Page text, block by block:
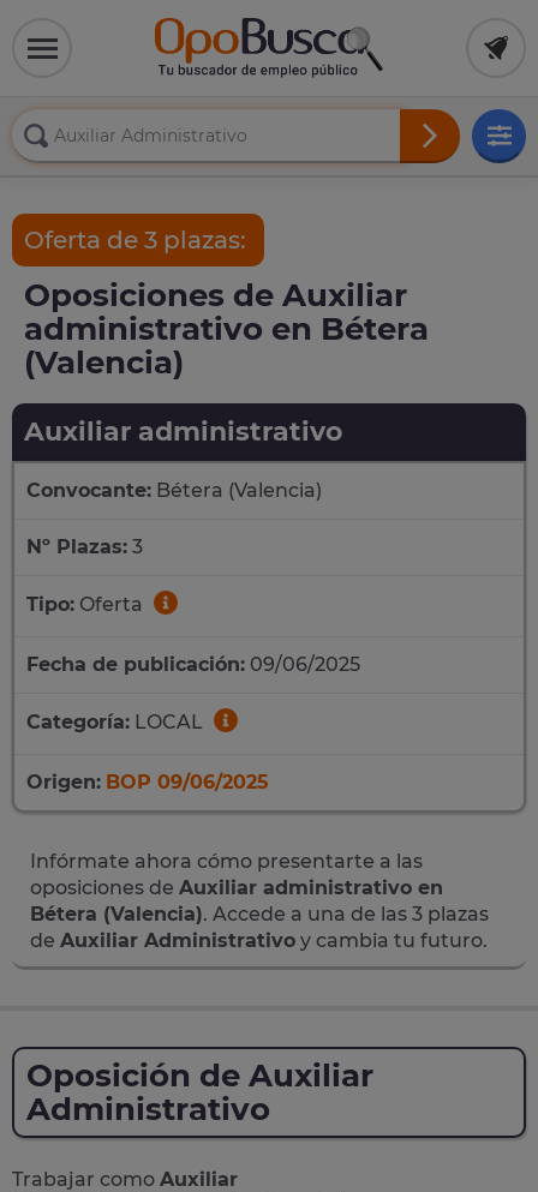
Oferta de 3 plazas:
Oposiciones de Auxiliar
administrativo en Bétera
(Valencia)
Auxiliar administrativo
Convocante: Bétera (Valencia)
Nº Plazas: 3
Tipo: Oferta
Fecha de publicación: 09/06/2025
Categoría: LOCAL
Origen: BOP 09/06/2025
Infórmate ahora cómo presentarte a las
oposiciones de Auxiliar administrativo en
Bétera (Valencia). Accede a una de las 3 plazas
de Auxiliar Administrativo y cambia tu futuro.
Oposición de Auxiliar
Administrativo
Trabajar como Auxiliar